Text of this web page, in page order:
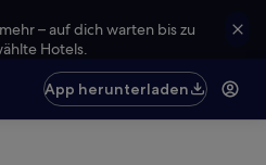
– auf dich warten bis zu
Hotels.
App herunterladen